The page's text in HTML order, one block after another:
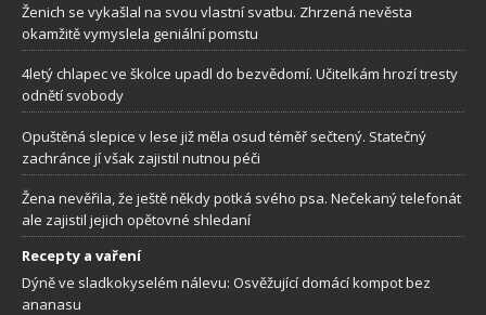
Ženich se vykašlal na svou vlastní svatbu. Zhrzená nevěsta
okamžitě vymyslela geniální pomstu
4letý chlapec ve školce upadl do bezvědomí. Učitelkám hrozí tresty
odnětí svobody
Opuštěná slepice v lese již měla osud téměř sečtený. Statečný
zachránce jí však zajistil nutnou péči
Žena nevěřila, že ještě někdy potká svého psa. Nečekaný telefonát
ale zajistil jejich opětovné shledaní
Recepty a vaření
Dýně ve sladkokyselém nálevu: Osvěžující domácí kompot bez
ananasu